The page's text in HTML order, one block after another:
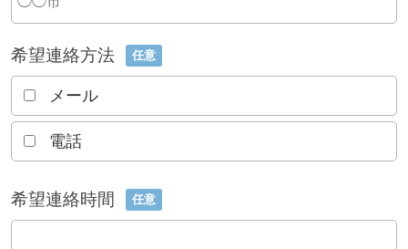
希望連絡方法 任意
メール
電話
希望連絡時間 任意